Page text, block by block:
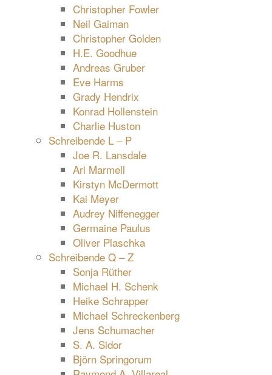
Christopher Fowler
Neil Gaiman
Christopher Golden
H.E. Goodhue
Andreas Gruber
Eve Harms
Grady Hendrix
Konrad Hollenstein
Charlie Huston
Schreibende L – P
Joe R. Lansdale
Ari Marmell
Kirstyn McDermott
Kai Meyer
Audrey Niffenegger
Germaine Paulus
Oliver Plaschka
Schreibende Q – Z
Sonja Rüther
Michael H. Schenk
Heike Schrapper
Michael Schreckenberg
Jens Schumacher
S. A. Sidor
Björn Springorum